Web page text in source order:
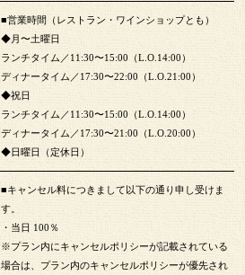
■営業時間（レストラン・ワインショップとも）
◆月〜土曜日
ランチタイム／11:30〜15:00（L.O.14:00）
ディナータイム／17:30〜22:00（L.O.21:00）
◆祝日
ランチタイム／11:30〜15:00（L.O.14:00）
ディナータイム／17:30〜21:00（L.O.20:00）
◆日曜日（定休日）
■キャンセル料につきまして以下の通り申し受けま
す。
・当日 100％
※プラン内にキャンセルポリシーが記載されている
場合は、プラン内のキャンセルポリシーが優先され